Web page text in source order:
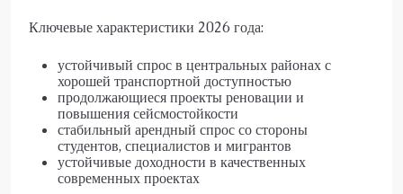
Ключевые характеристики 2026 года:
устойчивый спрос в центральных районах с
хорошей транспортной доступностью
продолжающиеся проекты реновации и
повышения сейсмостойкости
стабильный арендный спрос со стороны
студентов, специалистов и мигрантов
устойчивые доходности в качественных
современных проектах